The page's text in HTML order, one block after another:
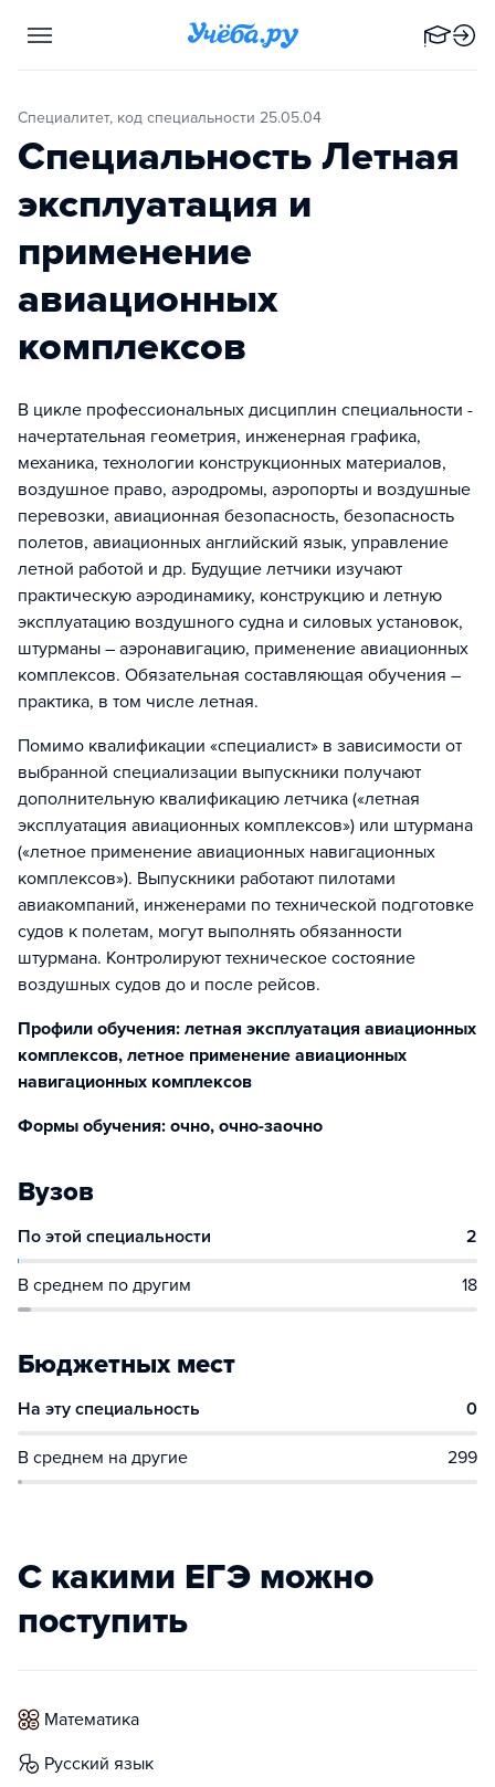
Специалитет, код специальности 25.05.04
Специальность Летная
эксплуатация и
применение
авиационных
комплексов
В цикле профессиональных дисциплин специальности -
начертательная геометрия, инженерная графика,
механика, технологии конструкционных материалов,
воздушное право, аэродромы, аэропорты и воздушные
перевозки, авиационная безопасность, безопасность
полетов, авиационных английский язык, управление
летной работой и др. Будущие летчики изучают
практическую аэродинамику, конструкцию и летную
эксплуатацию воздушного судна и силовых установок,
штурманы – аэронавигацию, применение авиационных
комплексов. Обязательная составляющая обучения –
практика, в том числе летная.
Помимо квалификации «специалист» в зависимости от
выбранной специализации выпускники получают
дополнительную квалификацию летчика («летная
эксплуатация авиационных комплексов») или штурмана
(«летное применение авиационных навигационных
комплексов»). Выпускники работают пилотами
авиакомпаний, инженерами по технической подготовке
судов к полетам, могут выполнять обязанности
штурмана. Контролируют техническое состояние
воздушных судов до и после рейсов.
Профили обучения: летная эксплуатация авиационных
комплексов, летное применение авиационных
навигационных комплексов
Формы обучения: очно, очно-заочно
Вузов
По этой специальности 2
В среднем по другим 18
Бюджетных мест
На эту специальность 0
В среднем на другие 299
С какими ЕГЭ можно
поступить
математика
русский язык